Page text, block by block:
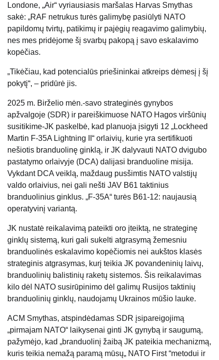
Londone, „Air“ vyriausiasis maršalas Harvas Smythas
sakė: „RAF netrukus turės galimybę pasiūlyti NATO
papildomų tvirtų, patikimų ir pajėgių reagavimo galimybių,
nes mes pridėjome šį svarbų pakopą į savo eskalavimo
kopėčias.
„Tikėčiau, kad potencialūs priešininkai atkreips dėmesį į šį
pokytį“, – pridūrė jis.
2025 m. Birželio mėn.-savo strateginės gynybos
apžvalgoje (SDR) ir pareiškimuose NATO Hagos viršūnių
susitikime-JK paskelbė, kad planuoja įsigyti 12 „Lockheed
Martin F-35A Lightning II“ orlaivių, kurie yra sertifikuoti
nešiotis branduolinę ginklą, ir JK dalyvauti NATO dvigubo
pastatymo orlaivyje (DCA) dalijasi branduoline misija.
Vykdant DCA veiklą, maždaug pusšimtis NATO valstijų
valdo orlaivius, nei gali nešti JAV B61 taktinius
branduolinius ginklus. „F-35A“ turės B61-12: naujausią
operatyvinį variantą.
JK nustatė reikalavimą pateikti oro įteiktą, ne strateginę
ginklų sistemą, kuri gali sukelti atgrasymą žemesniu
branduolinės eskalavimo kopėčiomis nei aukštos klasės
strateginis atgrasymas, kurį teikia JK povandeninių laivų,
branduolinių balistinių raketų sistemos. Šis reikalavimas
kilo dėl NATO susirūpinimo dėl galimų Rusijos taktinių
branduolinių ginklų, naudojamų Ukrainos mūšio lauke.
ACM Smythas, atspindėdamas SDR įsipareigojimą
„pirmajam NATO“ laikysenai ginti JK gynybą ir saugumą,
pažymėjo, kad „branduolinį žaibą JK pateikia mechanizmą,
kuris teikia nemažą paramą mūsų„ NATO First “metodui ir